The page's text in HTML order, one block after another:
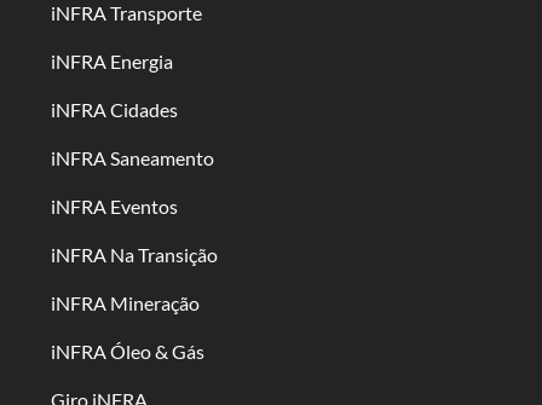
iNFRA Transporte
iNFRA Energia
iNFRA Cidades
iNFRA Saneamento
iNFRA Eventos
iNFRA Na Transição
iNFRA Mineração
iNFRA Óleo & Gás
Giro iNFRA